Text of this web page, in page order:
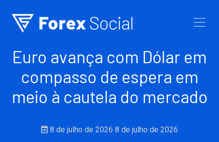
Euro avança com Dólar em
compasso de espera em
meio à cautela do mercado
8 de julho de 2026 8 de julho de 2026